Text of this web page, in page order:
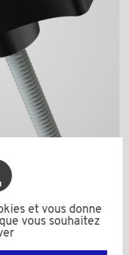
et vous donne
vous souhaitez